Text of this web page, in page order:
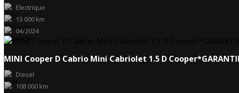
Electrique
13 000 km
04/2024
MINI Cooper D Cabrio Mini Cabriolet 1.5 D
Diesel
108 000 km